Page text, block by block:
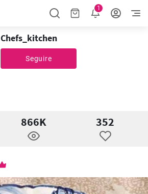
1
Chefs_kitchen
Seguire
866K 352